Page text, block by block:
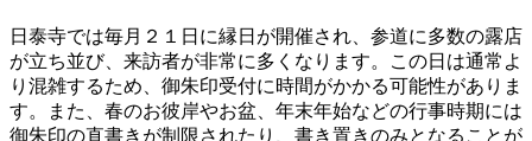
日泰寺では毎月２１日に縁日が開催され、参道に多数の露店
が立ち並び、来訪者が非常に多くなります。この日は通常よ
り混雑するため、御朱印受付に時間がかかる可能性がありま
す。また、春のお彼岸やお盆、年末年始などの行事時期には
御朱印の直書きが制限されたり、書き置きのみとなることが